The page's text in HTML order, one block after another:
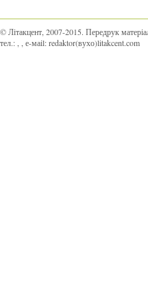
© Літакцент, 2007-2015. Передрук
тел.:
, е-маіl:redaktor(вухо)litakcent.com